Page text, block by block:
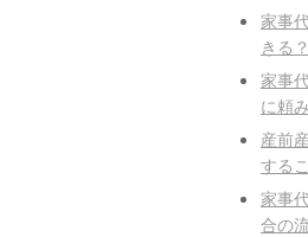
家事
きる？
家事
に頼
産前
する
家事
合の